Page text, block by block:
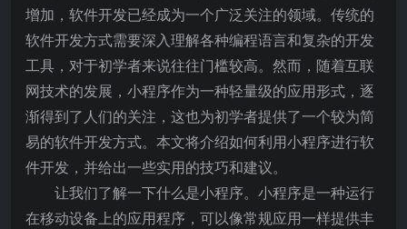
增加，软件开发已经成为一个广泛关注的领域。传统的
软件开发方式需要深入理解各种编程语言和复杂的开发
工具，对于初学者来说往往门槛较高。然而，随着互联
网技术的发展，小程序作为一种轻量级的应用形式，逐
渐得到了人们的关注，这也为初学者提供了一个较为简
易的软件开发方式。本文将介绍如何利用小程序进行软
件开发，并给出一些实用的技巧和建议。
让我们了解一下什么是小程序。小程序是一种运行
在移动设备上的应用程序，可以像常规应用一样提供丰